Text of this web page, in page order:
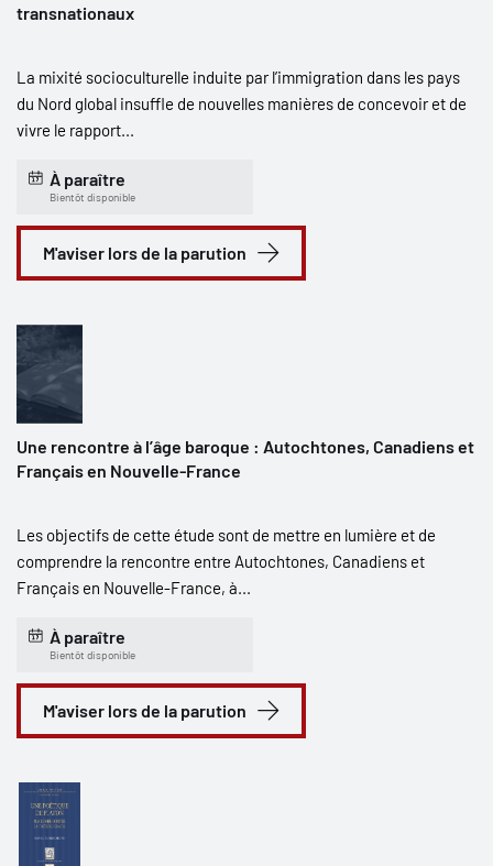
transnationaux
La mixité socioculturelle induite par l’immigration dans les pays
du Nord global insuffle de nouvelles manières de concevoir et de
vivre le rapport...
À paraître
Bientôt disponible
M'aviser lors de la parution
Une rencontre à l’âge baroque : Autochtones, Canadiens et
Français en Nouvelle-France
Les objectifs de cette étude sont de mettre en lumière et de
comprendre la rencontre entre Autochtones, Canadiens et
Français en Nouvelle-France, à...
À paraître
Bientôt disponible
M'aviser lors de la parution